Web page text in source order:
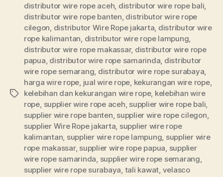
distributor wire rope aceh, distributor wire rope bali,
distributor wire rope banten, distributor wire rope
cilegon, distributor Wire Rope jakarta, distributor wire
rope kalimantan, distributor wire rope lampung,
distributor wire rope makassar, distributor wire rope
papua, distributor wire rope samarinda, distributor
wire rope semarang, distributor wire rope surabaya,
harga wire rope, jual wire rope, kekurangan wire rope,
kelebihan dan kekurangan wire rope, kelebihan wire
rope, supplier wire rope aceh, supplier wire rope bali,
supplier wire rope banten, supplier wire rope cilegon,
supplier Wire Rope jakarta, supplier wire rope
kalimantan, supplier wire rope lampung, supplier wire
rope makassar, supplier wire rope papua, supplier
wire rope samarinda, supplier wire rope semarang,
supplier wire rope surabaya, tali kawat, velasco